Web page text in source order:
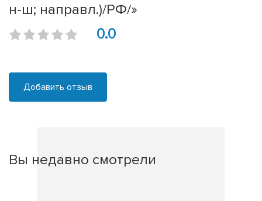
н-ш; направл.)/РФ/»
0.0
Добавить отзыв
Вы недавно смотрели